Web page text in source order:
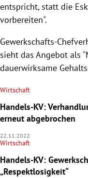
entspricht, statt die
vorbereiten".
Gewerkschafts-
sieht das Angebot als
dauerwirksame
Wirtschaft
Handels-KV:
erneut abgebrochen
22.11.2022
Wirtschaft
Handels-KV:
„Respektlosigkeit“